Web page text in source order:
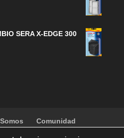
SERA X-EDGE 300
Comunidad